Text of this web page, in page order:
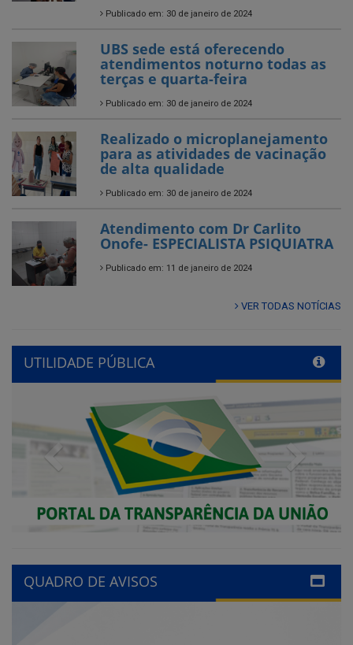
Publicado em: 30 de janeiro de 2024
UBS sede está oferecendo
atendimentos noturno todas as
terças e quarta-feira
Publicado em: 30 de janeiro de 2024
Realizado o microplanejamento
para as atividades de vacinação
de alta qualidade
Publicado em: 30 de janeiro de 2024
Atendimento com Dr Carlito
Onofe- ESPECIALISTA PSIQUIATRA
Publicado em: 11 de janeiro de 2024
VER TODAS NOTÍCIAS
UTILIDADE PÚBLICA
Previous Next
QUADRO DE AVISOS